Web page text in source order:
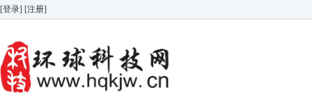
[登录] [注册]